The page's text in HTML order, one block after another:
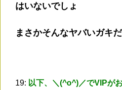
はいないでしょ
まさかそんなヤバいガキ
19: 以下、＼(^o^)／でVIPが